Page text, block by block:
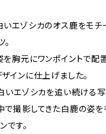
エゾシカのオス鹿をモチ
胸元にワンポイントで配
インに仕上げました。
いエゾシカを追い続ける
撮影してきた白鹿の姿を
です。